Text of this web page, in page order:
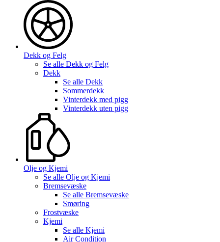
Dekk og Felg
Se alle Dekk og Felg
Dekk
Se alle Dekk
Sommerdekk
Vinterdekk med pigg
Vinterdekk uten pigg
Olje og Kjemi
Se alle Olje og Kjemi
Bremsevæske
Se alle Bremsevæske
Smøring
Frostvæske
Kjemi
Se alle Kjemi
Air Condition